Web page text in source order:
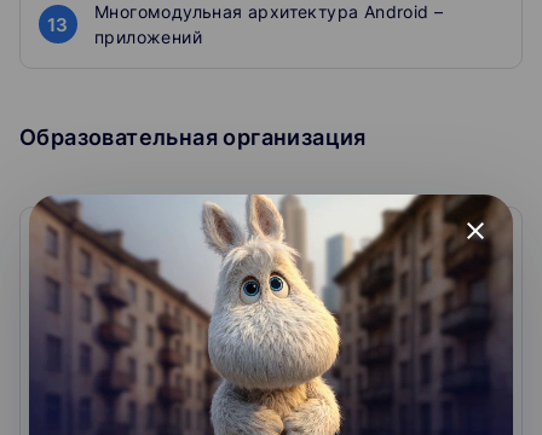
13
Многомодульная архитектура Android –
приложений
Образовательная организация
AndroidSchool.ru
0 0 отзывов
Обучаем разработке на проекте с
наставником
close